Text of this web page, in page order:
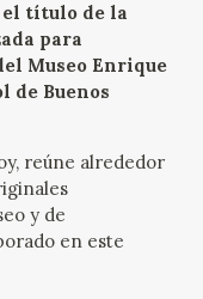
el título de la
para
Museo Enrique
de Buenos
reúne alrededor
y de
en este